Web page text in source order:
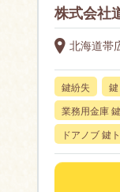
株式会社
北海道帯
鍵紛失
業務用金庫
ドアノブ 鍵